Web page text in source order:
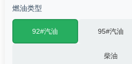
燃油类型
92#汽油 95#汽油
柴油